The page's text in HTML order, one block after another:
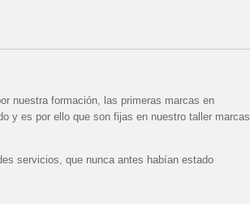
nuestra formación, las primeras marcas en
y es por ello que son fijas en nuestro taller marcas
servicios, que nunca antes habían estado